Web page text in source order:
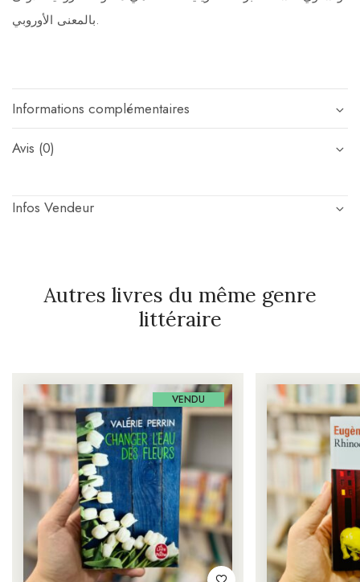
بالمعنى الأوروبي.
Informations complémentaires
Avis (0)
Infos Vendeur
Autres livres du même genre
littéraire
VENDU